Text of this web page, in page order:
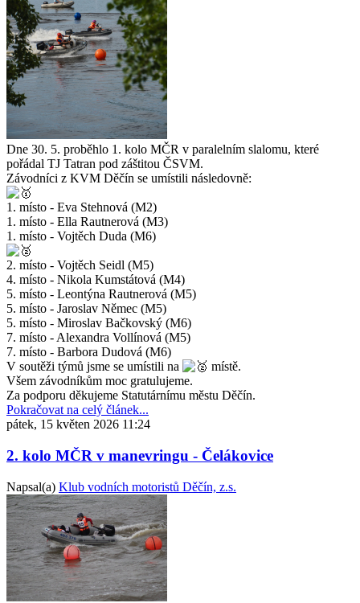
Dne 30. 5. proběhlo 1. kolo MČR v paralelním slalomu, které
pořádal TJ Tatran pod záštitou ČSVM.
Závodníci z KVM Děčín se umístili následovně:
1. místo - Eva Stehnová (M2)
1. místo - Ella Rautnerová (M3)
1. místo - Vojtěch Duda (M6)
2. místo - Vojtěch Seidl (M5)
4. místo - Nikola Kumstátová (M4)
5. místo - Leontýna Rautnerová (M5)
5. místo - Jaroslav Němec (M5)
5. místo - Miroslav Bačkovský (M6)
7. místo - Alexandra Vollínová (M5)
7. místo - Barbora Dudová (M6)
V soutěži týmů jsme se umístili na
místě.
Všem závodníkům moc gratulujeme.
Za podporu děkujeme Statutárnímu městu Děčín.
Pokračovat na celý článek...
pátek, 15 květen 2026 11:24
2. kolo MČR v manevringu - Čelákovice
Napsal(a) Klub vodních motoristů Děčín, z.s.